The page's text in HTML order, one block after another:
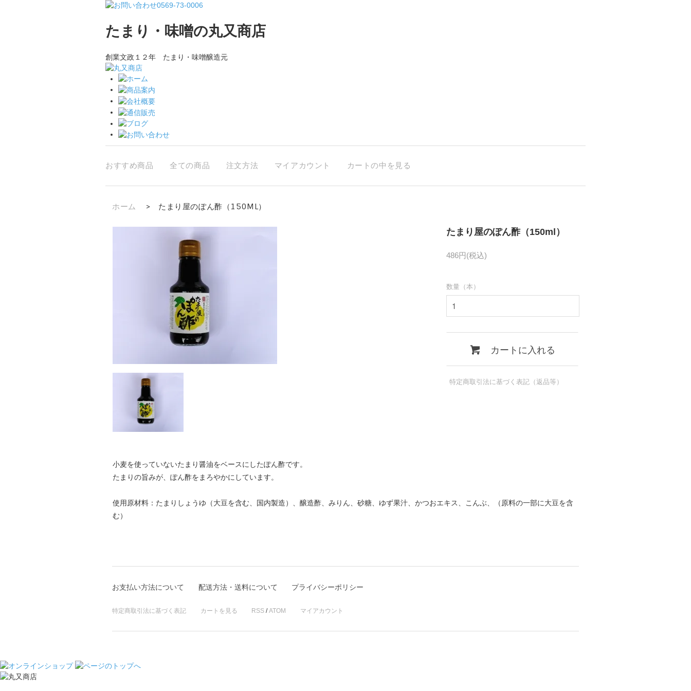
たまり・味噌の丸又商店
創業文政１２年 たまり・味噌醸造元
おすすめ商品 全ての商品 注文方法 マイアカウント カートの中を見る
ホーム > たまり屋のぽん酢（150ML）
たまり屋のぽん酢（150ml）
486円(税込)
数量（本）
カートに入れる
特定商取引法に基づく表記（返品等）
小麦を使っていないたまり醤油をベースにしたぽん酢です。
たまりの旨みが、ぽん酢をまろやかにしています。
使用原材料：たまりしょうゆ（大豆を含む、国内製造）、醸造酢、みりん、砂糖、ゆず果汁、かつおエキス、こんぶ、（原料の一部に大豆を含
む）
お支払い方法について 配送方法・送料について プライバシーポリシー
特定商取引法に基づく表記 カートを見る RSS /ATOM マイアカウント